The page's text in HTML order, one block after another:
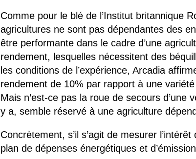
Comme pour le blé de l’Institut britannique
agricultures ne sont pas dépendantes des
être performante dans le cadre d’une
rendement, lesquelles nécessitent des
les conditions de l’expérience, Arcadia
rendement de 10% par rapport à une
Mais n’est-ce pas la roue de secours
y a, semble réservé à une agriculture
Concrètement, s’il s’agit de mesurer
plan de dépenses énergétiques et